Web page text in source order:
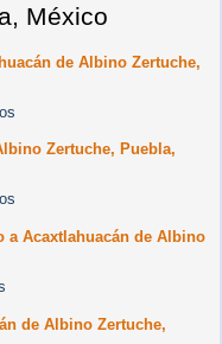
México
de Albino Zertuche,
Zertuche, Puebla,
a Acaxtlahuacán de Albino
de Albino Zertuche,